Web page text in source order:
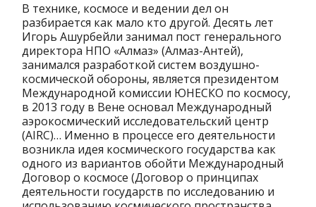
В технике, космосе и ведении дел он
разбирается как мало кто другой. Десять лет
Игорь Ашурбейли занимал пост генерального
директора НПО «Алмаз» (Алмаз-Антей),
занимался разработкой систем воздушно-
космической обороны, является президентом
Международной комиссии ЮНЕСКО по космосу,
в 2013 году в Вене основал Международный
аэрокосмический исследовательский центр
(AIRC)… Именно в процессе его деятельности
возникла идея космического государства как
одного из вариантов обойти Международный
Договор о космосе (Договор о принципах
деятельности государств по исследованию и